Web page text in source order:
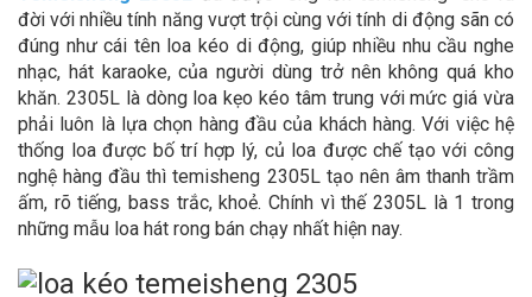
đời với nhiều tính năng vượt trội cùng với tính di động sãn có
đúng như cái tên loa kéo di động, giúp nhiều nhu cầu nghe
nhạc, hát karaoke, của người dùng trở nên không quá kho
khăn. 2305L là dòng loa kẹo kéo tâm trung với mức giá vừa
phải luôn là lựa chọn hàng đầu của khách hàng. Với việc hệ
thống loa được bố trí hợp lý, củ loa được chế tạo với công
nghệ hàng đầu thì temisheng 2305L tạo nên âm thanh trầm
ấm, rõ tiếng, bass trắc, khoẻ. Chính vì thế 2305L là 1 trong
những mẫu loa hát rong bán chạy nhất hiện nay.